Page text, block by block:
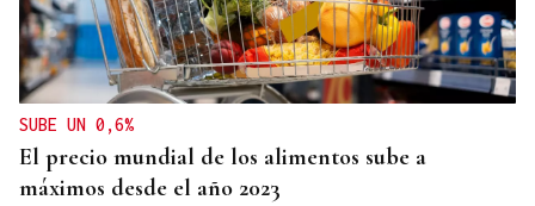
SUBE UN 0,6%
El precio mundial de los alimentos sube a
máximos desde el año 2023